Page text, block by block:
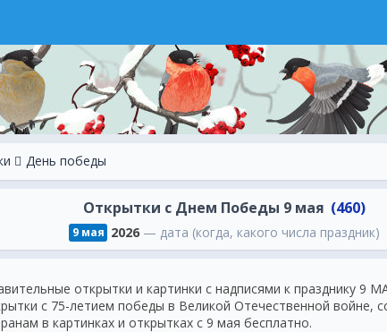
День победы
Открытки с Днем Победы 9 мая (460)
9 мая 2026 — дата (когда, какого числа праздник)
открытки и картинки с надписями к празднику 9
с 75-летием победы в Великой Отечественной войне,
в картинках и открытках с 9 мая бесплатно.